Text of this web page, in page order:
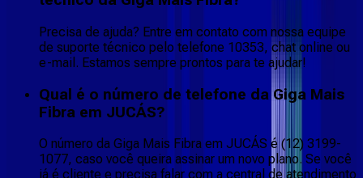
Precisa de ajuda? Entre em contato com nossa equipe
de suporte técnico pelo telefone 10353, chat online ou
e-mail. Estamos sempre prontos para te ajudar!
Qual é o número de telefone da Giga Mais
Fibra em JUCÁS?
O número da Giga Mais Fibra em JUCÁS é (12) 3199-
1077, caso você queira assinar um novo plano. Se você
já é cliente e precisa falar com a central de atendimento